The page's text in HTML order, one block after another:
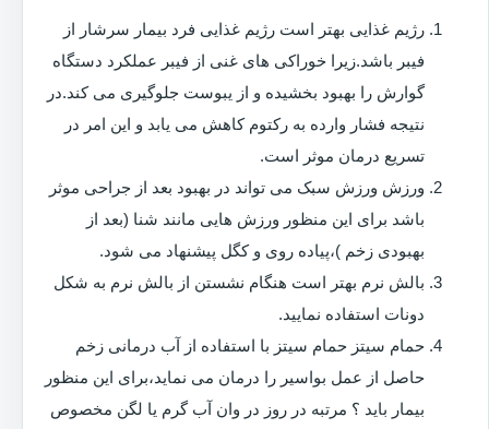
رژیم غذایی بهتر است رژیم غذایی فرد بیمار سرشار از
فیبر باشد.زیرا خوراکی های غنی از فیبر عملکرد دستگاه
گوارش را بهبود بخشیده و از یبوست جلوگیری می کند.در
نتیجه فشار وارده به رکتوم کاهش می یابد و این امر در
تسریع درمان موثر است.
ورزش ورزش سبک می تواند در بهبود بعد از جراحی موثر
باشد برای این منظور ورزش هایی مانند شنا (بعد از
بهبودی زخم )،پیاده روی و کگل پیشنهاد می شود.
بالش نرم بهتر است هنگام نشستن از بالش نرم به شکل
دونات استفاده نمایید.
حمام سیتز حمام سیتز با استفاده از آب درمانی زخم
حاصل از عمل بواسیر را درمان می نماید،برای این منظور
بیمار باید ؟ مرتبه در روز در وان آب گرم یا لگن مخصوص